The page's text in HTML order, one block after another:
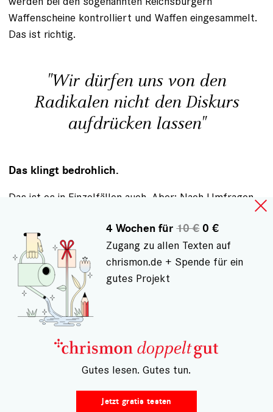
Waffenscheine kontrolliert und Waffen eingesammelt.
Das ist richtig.
"Wir dürfen uns von den
Radikalen nicht den Diskurs
aufdrücken lassen"
Das klingt bedrohlich.
Das ist es in Einzelfällen auch. Aber: Nach Umfragen
zufrieden mit der Reaktion der Politik auf die
Pandemie. Verschwörungsschwurbler wird es immer
geben, aber sie sprechen nicht für die Mehrheit, auch
nicht für die schweigende Mehrheit. Wir dürfen uns
von den Radikalen nicht den Diskurs aufdrücken
lassen. Es gibt ja zum Beispiel auch die
Protestbewegung Fridays for Future, die für ein
wissenschaftlich nachvollziehbares Anliegen
protestiert, gegen den Klimawandel. Die verhalten sich
vernünftig, die verbreiten keine Verschwörungsmythen
und verzichten derzeit auf Großdemonstrationen - und
4 Wochen für10 €0 €
Zugang zu allen Texten auf
chrismon.de + Spende für ein
gutes Projekt
– Gutes lesen. Gutes tun.
Jetzt gratis testen